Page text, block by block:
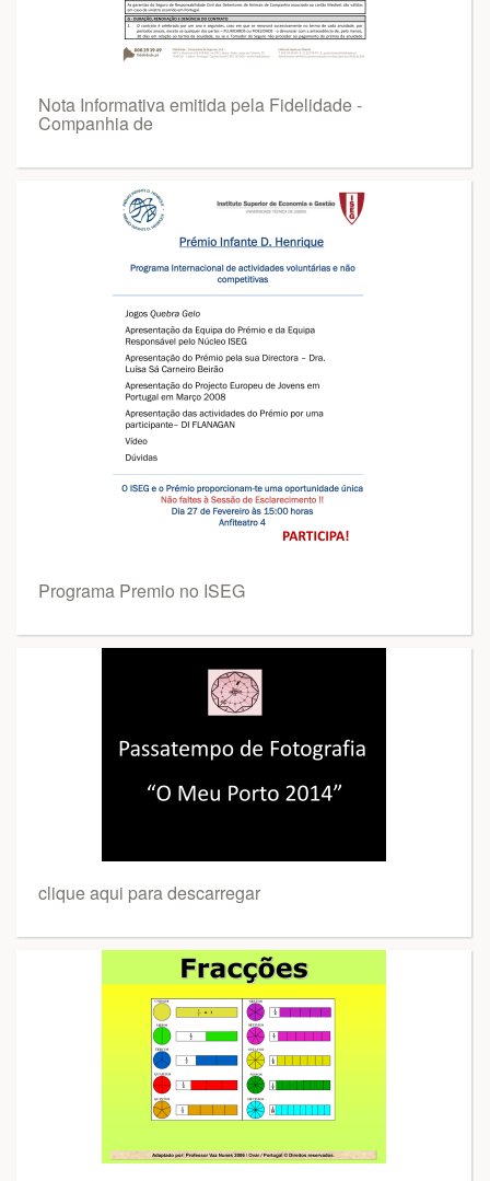
Nota Informativa emitida pela Fidelidade -
Companhia de
Programa Premio no ISEG
clique aqui para descarregar